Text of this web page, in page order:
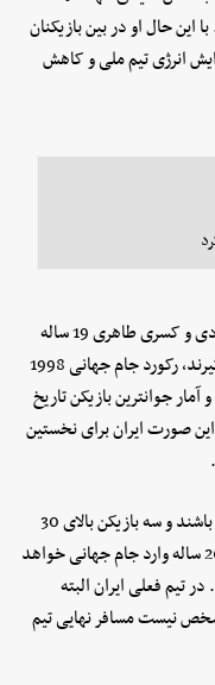
حال او در بین بازیکنان
انرژی تیم ملی و کاهش
جوانترین بازیکنان لیست ایران، امیرحسین محمودی و کسری طاهری 19 ساله
هستند. بازیکنانی که اگر در لیست نهایی قرار بگیرند، رکورد جام جهانی 1998
جوانترین بازیکن تاریخ
صورت ایران برای نخستین
در صورتی که این دو بازیکن همراه تیم ملی ایران باشند و سه بازیکن بالای 30
سال از لیست خط بخورند، ایران با متوسط سنی 26 ساله وارد جام جهانی خواهد
تیم فعلی ایران البته
مشخص نیست مسافر نهایی تیم